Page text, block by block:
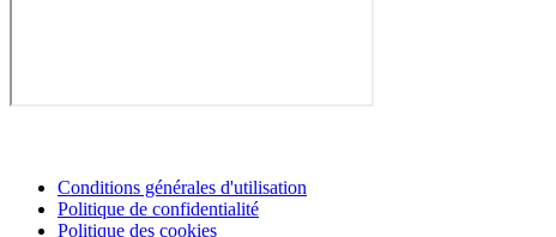
Conditions générales d'utilisation
Politique de confidentialité
Politique des cookies